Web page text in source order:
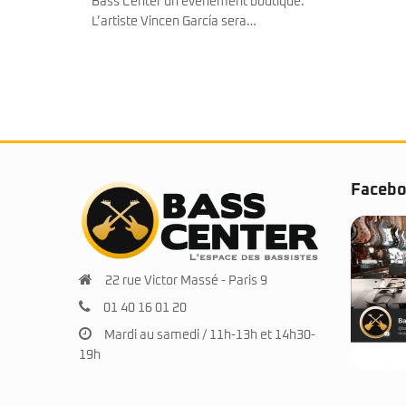
22 rue Victor Massé - Paris 9
01 40 16 01 20
Mardi au samedi / 11h-13h et 14h30-
19h